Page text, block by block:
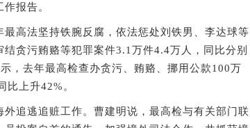
报告。
高法坚持铁腕反腐，依法惩处刘铁男、李达球等
贪污贿赂等犯罪案件3.1万件4.4万人，同比分别
，去年最高检查办贪污、贿赂、挪用公款100万
比上升42%。
逃追赃工作。曹建明说，最高检与有关部门联